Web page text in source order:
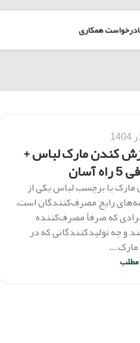
درخواست همکاری
کندن مارک لباس +
آسان
مارک یا برچسب لباس یکی از
رایج مصرف‌کنندگان است.
که صرفاً مصرف‌کننده
و چه تولیدکنندگانی که در
...
مطلب